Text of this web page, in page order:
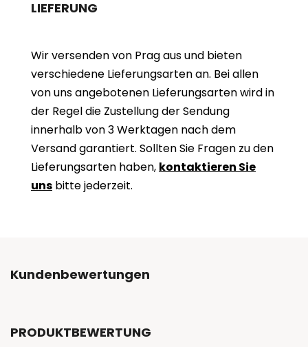
LIEFERUNG
Wir versenden von Prag aus und bieten
verschiedene Lieferungsarten an. Bei allen
von uns angebotenen Lieferungsarten wird in
der Regel die Zustellung der Sendung
innerhalb von 3 Werktagen nach dem
Versand garantiert. Sollten Sie Fragen zu den
Lieferungsarten haben, kontaktieren Sie
uns bitte jederzeit.
Kundenbewertungen
PRODUKTBEWERTUNG